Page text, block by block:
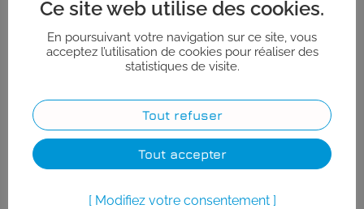
Ce site web utilise des cookies.
En poursuivant votre navigation sur ce site, vous
acceptez l’utilisation de cookies pour réaliser des
statistiques de visite.
Tout refuser
Tout accepter
Modifiez votre consentement